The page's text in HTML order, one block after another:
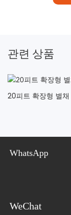
관련 상품
20피트 확장형 별채
WhatsApp
WeChat